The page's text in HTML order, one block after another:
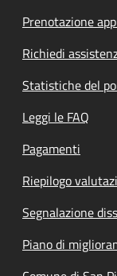
Prenotazione
Richiedi
Statistiche del
Leggi le FAQ
Pagamenti
Riepilogo
Segnalazione
Piano di